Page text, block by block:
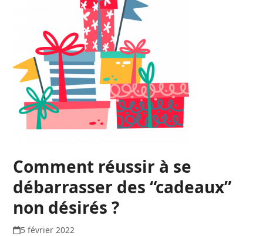
Comment réussir à se
débarrasser des “cadeaux”
non désirés ?
5 février 2022